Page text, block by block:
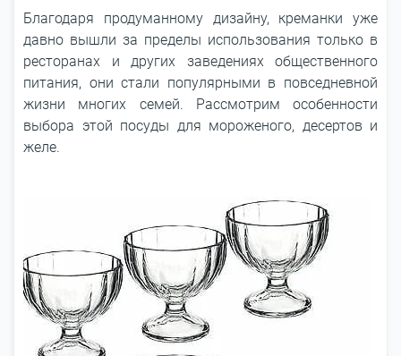
Благодаря продуманному дизайну, креманки уже
давно вышли за пределы использования только в
ресторанах и других заведениях общественного
питания, они стали популярными в повседневной
жизни многих семей. Рассмотрим особенности
выбора этой посуды для мороженого, десертов и
желе.